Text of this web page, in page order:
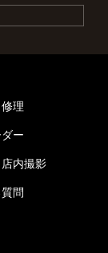
理
ー
内撮影
問